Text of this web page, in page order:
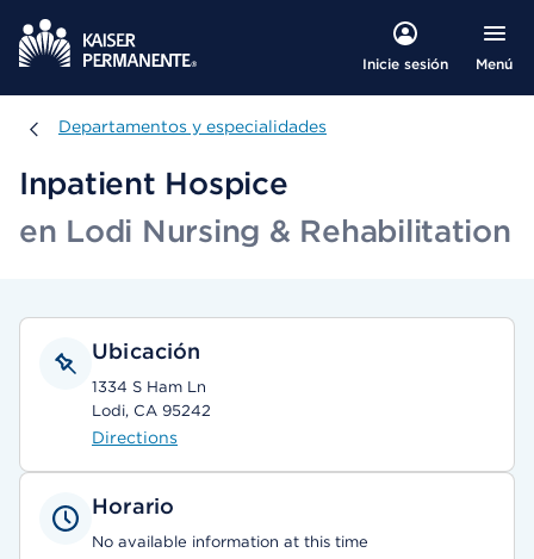
Inicie sesión Menú
Departamentos y especialidades
Departamentos y especialidades
Inpatient Hospice
en Lodi Nursing & Rehabilitation
Ubicación
1334 S Ham Ln
Lodi, CA 95242
Directions
Horario
No available information at this time